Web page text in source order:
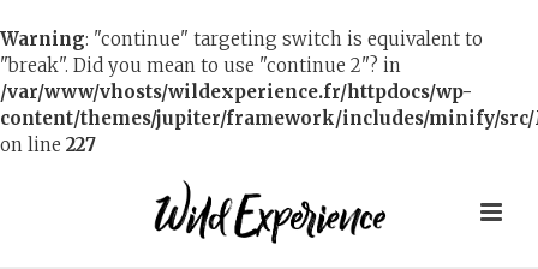
Warning: "continue" targeting switch is equivalent to
"break". Did you mean to use "continue 2"? in
/var/www/vhosts/wildexperience.fr/httpdocs/wp-
content/themes/jupiter/framework/includes/minify/
on line 227